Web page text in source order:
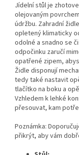
Jídelní stůl je
olejovaným
údržbu. Zahradní
opletený klimaticky
odolné a snadno se
odpočinku zaručí
opatřené zipem,
Židle disponují
tedy také nastavit
tlačítko na boku a
Vzhledem k lehké
přesouvat, kam
Poznámka:
přikrýt, aby vám